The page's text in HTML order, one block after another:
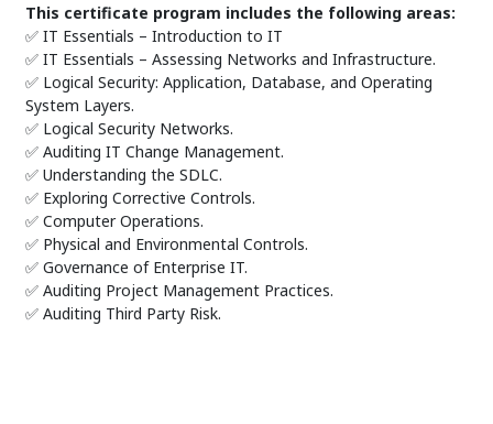
This certificate program includes the following areas:
✅ IT Essentials – Introduction to IT
✅ IT Essentials – Assessing Networks and Infrastructure.
✅ Logical Security: Application, Database, and Operating
System Layers.
✅ Logical Security Networks.
✅ Auditing IT Change Management.
✅ Understanding the SDLC.
✅ Exploring Corrective Controls.
✅ Computer Operations.
✅ Physical and Environmental Controls.
✅ Governance of Enterprise IT.
✅ Auditing Project Management Practices.
✅ Auditing Third Party Risk.